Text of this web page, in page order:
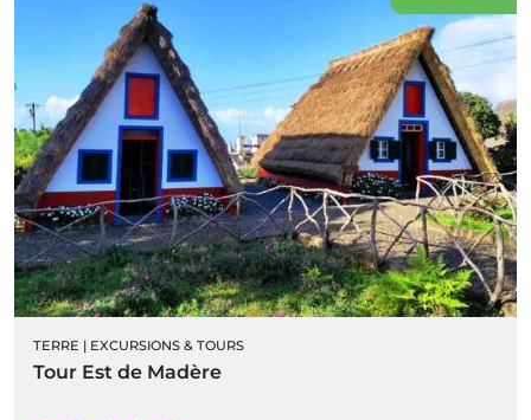
TERRE | EXCURSIONS & TOURS
Tour Est de Madère